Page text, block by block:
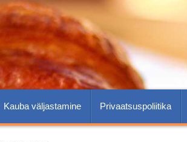
Kauba väljastamine Privaatsuspoliitika